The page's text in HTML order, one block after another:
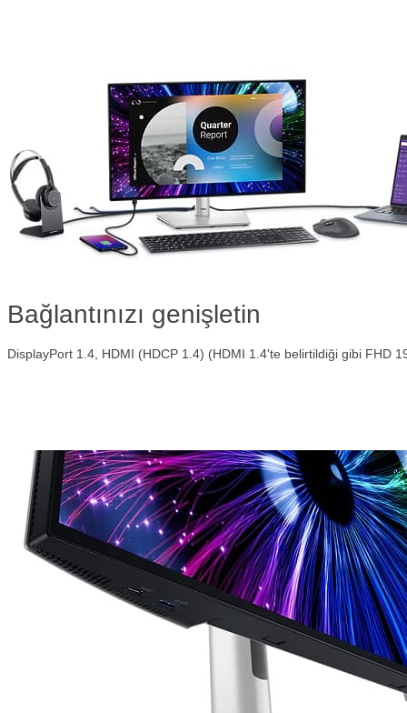
Bağlantınızı genişletin
DisplayPort 1.4, HDMI (HDCP 1.4) (HDMI 1.4'te belirtildiği gibi FHD